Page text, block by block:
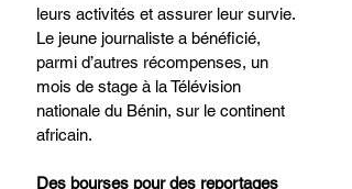
leurs activités et assurer leur survie.
Le jeune journaliste a bénéficié,
parmi d’autres récompenses, un
mois de stage à la Télévision
nationale du Bénin, sur le continent
africain.
Des bourses pour des reportages